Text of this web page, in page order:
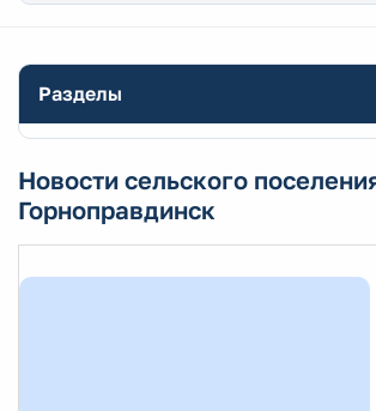
Разделы
Новости сельского
Горноправдинск